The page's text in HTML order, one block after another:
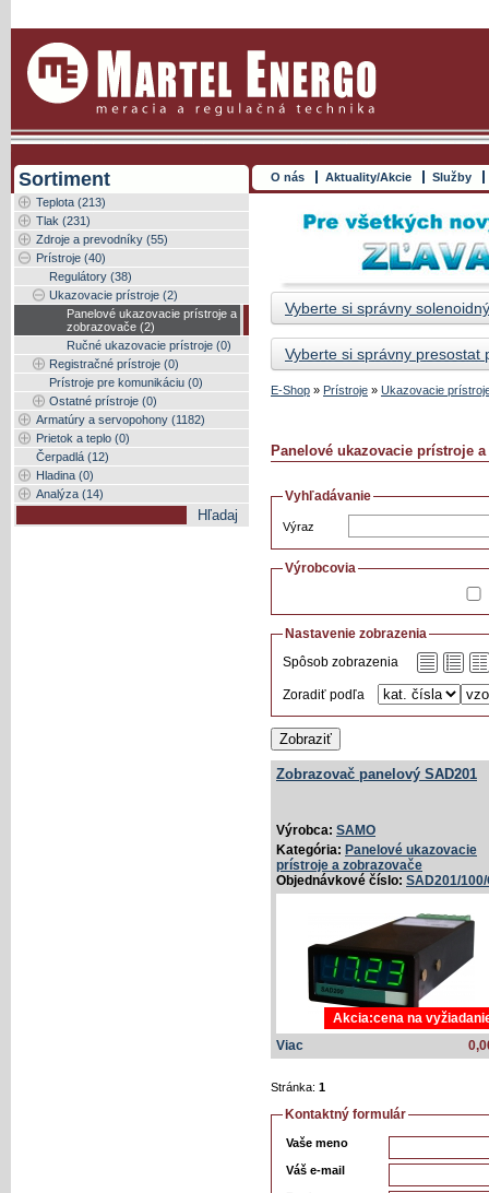
O nás Aktuality/Akcie Služby
Sortiment
Teplota (213)
Tlak (231)
Zdroje a prevodníky (55)
Prístroje (40)
Regulátory (38)
Ukazovacie prístroje (2)
Panelové ukazovacie prístroje a
zobrazovače (2)
Ručné ukazovacie prístroje (0)
Registračné prístroje (0)
Prístroje pre komunikáciu (0)
Ostatné prístroje (0)
Armatúry a servopohony (1182)
Prietok a teplo (0)
Čerpadlá (12)
Hladina (0)
Analýza (14)
Vyberte si správny
Vyberte si správny presostat
E-Shop » Prístroje » Ukazovacie
Panelové ukazovacie prístroje
Vyhľadávanie
Výraz
Výrobcovia
Nastavenie zobrazenia
Spôsob zobrazenia
Zoradiť podľa
Zobraziť
Zobrazovač panelový SAD201
Výrobca: SAMO
Kategória: Panelové ukazovacie
prístroje a zobrazovače
Objednávkové číslo: SAD201/100/
Viac
Akcia:cena na
Stránka: 1
Kontaktný formulár
Vaše meno
Váš e-mail